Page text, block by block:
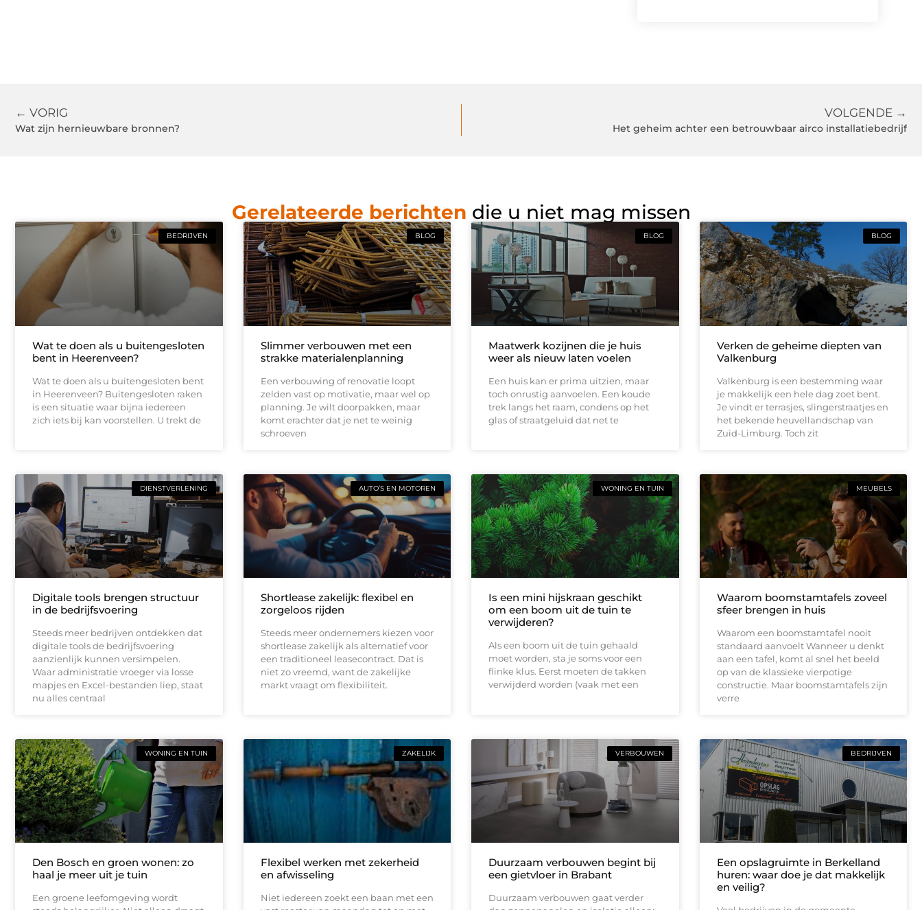
← VORIG
Wat zijn hernieuwbare bronnen?
VOLGENDE →
Het geheim achter een betrouwbaar airco installatiebedrijf
Gerelateerde berichten die u niet mag missen
BEDRIJVEN
Wat te doen als u buitengesloten
bent in Heerenveen?
Wat te doen als u buitengesloten bent
in Heerenveen? Buitengesloten raken
is een situatie waar bijna iedereen
zich iets bij kan voorstellen. U trekt de
BLOG
Slimmer verbouwen met een
strakke materialenplanning
Een verbouwing of renovatie loopt
zelden vast op motivatie, maar wel op
planning. Je wilt doorpakken, maar
komt erachter dat je net te weinig
schroeven
BLOG
Maatwerk kozijnen die je huis
weer als nieuw laten voelen
Een huis kan er prima uitzien, maar
toch onrustig aanvoelen. Een koude
trek langs het raam, condens op het
glas of straatgeluid dat net te
BLOG
Verken de geheime diepten van
Valkenburg
Valkenburg is een bestemming waar
je makkelijk een hele dag zoet bent.
Je vindt er terrasjes, slingerstraatjes en
het bekende heuvellandschap van
Zuid-Limburg. Toch zit
DIENSTVERLENING
Digitale tools brengen structuur
in de bedrijfsvoering
Steeds meer bedrijven ontdekken dat
digitale tools de bedrijfsvoering
aanzienlijk kunnen versimpelen.
Waar administratie vroeger via losse
mapjes en Excel-bestanden liep, staat
nu alles centraal
AUTO’S EN MOTOREN
Shortlease zakelijk: flexibel en
zorgeloos rijden
Steeds meer ondernemers kiezen voor
shortlease zakelijk als alternatief voor
een traditioneel leasecontract. Dat is
niet zo vreemd, want de zakelijke
markt vraagt om flexibiliteit.
WONING EN TUIN
Is een mini hijskraan geschikt
om een boom uit de tuin te
verwijderen?
Als een boom uit de tuin gehaald
moet worden, sta je soms voor een
flinke klus. Eerst moeten de takken
verwijderd worden (vaak met een
MEUBELS
Waarom boomstamtafels zoveel
sfeer brengen in huis
Waarom een boomstamtafel nooit
standaard aanvoelt Wanneer u denkt
aan een tafel, komt al snel het beeld
op van de klassieke vierpotige
constructie. Maar boomstamtafels zijn
verre
WONING EN TUIN
Den Bosch en groen wonen: zo
haal je meer uit je tuin
Een groene leefomgeving wordt
ZAKELIJK
Flexibel werken met zekerheid
en afwisseling
Niet iedereen zoekt een baan met een
VERBOUWEN
Duurzaam verbouwen begint bij
een gietvloer in Brabant
Duurzaam verbouwen gaat verder
BEDRIJVEN
Een opslagruimte in Berkelland
huren: waar doe je dat makkelijk
en veilig?